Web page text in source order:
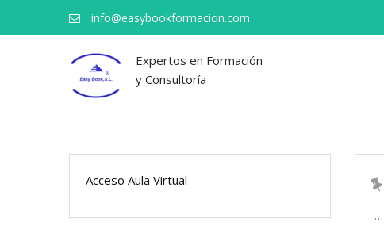
info@easybookformacion.com
Expertos en Formación
y Consultoría
…
Acceso Aula Virtual